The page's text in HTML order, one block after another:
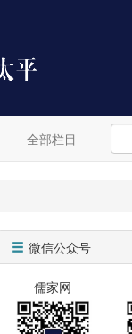
全部栏目
微信公众号
儒家网